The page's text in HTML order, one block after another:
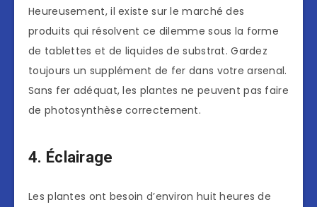
Heureusement, il existe sur le marché des
produits qui résolvent ce dilemme sous la forme
de tablettes et de liquides de substrat. Gardez
toujours un supplément de fer dans votre arsenal.
Sans fer adéquat, les plantes ne peuvent pas faire
de photosynthèse correctement.
4. Éclairage
Les plantes ont besoin d’environ huit heures de